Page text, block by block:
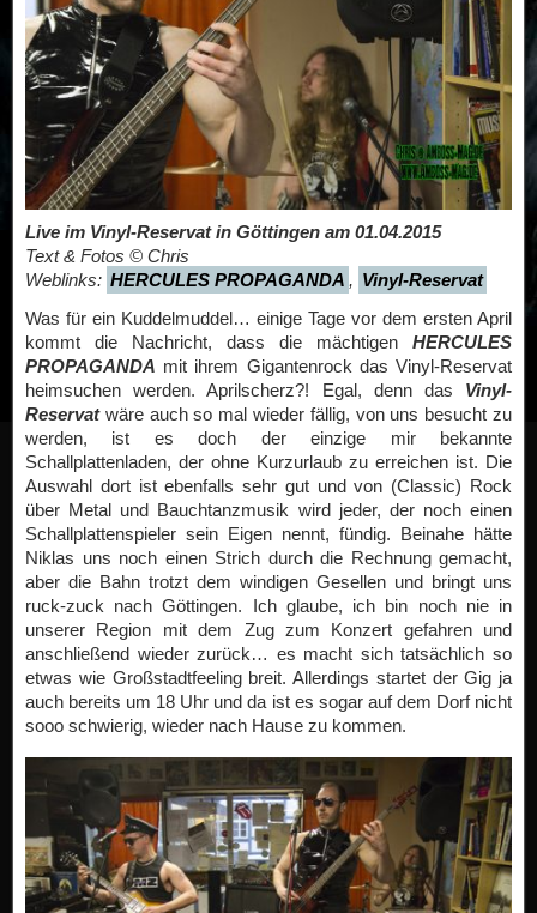
Live im Vinyl-Reservat in Göttingen am 01.04.2015
Text & Fotos © Chris
Weblinks: HERCULES PROPAGANDA , Vinyl-Reservat
Was für ein Kuddelmuddel… einige Tage vor dem ersten April
kommt die Nachricht, dass die mächtigen HERCULES
PROPAGANDA mit ihrem Gigantenrock das Vinyl-Reservat
heimsuchen werden. Aprilscherz?! Egal, denn das Vinyl-
Reservatwäre auch so mal wieder fällig, von uns besucht zu
werden, ist es doch der einzige mir bekannte
Schallplattenladen, der ohne Kurzurlaub zu erreichen ist. Die
Auswahl dort ist ebenfalls sehr gut und von (Classic) Rock
über Metal und Bauchtanzmusik wird jeder, der noch einen
Schallplattenspieler sein Eigen nennt, fündig. Beinahe hätte
Niklas uns noch einen Strich durch die Rechnung gemacht,
aber die Bahn trotzt dem windigen Gesellen und bringt uns
ruck-zuck nach Göttingen. Ich glaube, ich bin noch nie in
unserer Region mit dem Zug zum Konzert gefahren und
anschließend wieder zurück… es macht sich tatsächlich so
etwas wie Großstadtfeeling breit. Allerdings startet der Gig ja
auch bereits um 18 Uhr und da ist es sogar auf dem Dorf nicht
sooo schwierig, wieder nach Hause zu kommen.